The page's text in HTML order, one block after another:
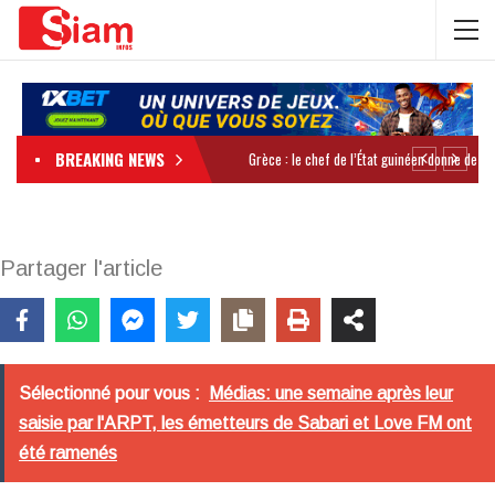
BREAKING NEWS
Partager l'article
Sélectionné pour vous :
Médias: une semaine après leur
saisie par l'ARPT, les émetteurs de Sabari et Love FM ont
été ramenés